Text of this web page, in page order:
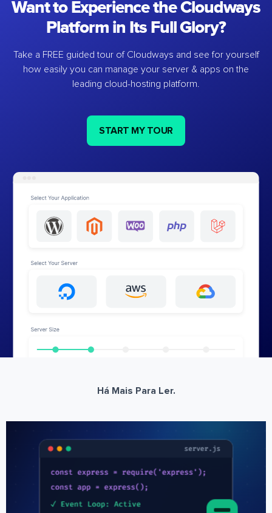
Want to Experience the Cloudways
Platform in Its Full Glory?
Take a FREE guided tour of Cloudways and see for yourself
how easily you can manage your server & apps on the
leading cloud-hosting platform.
START MY TOUR
Há Mais Para Ler.